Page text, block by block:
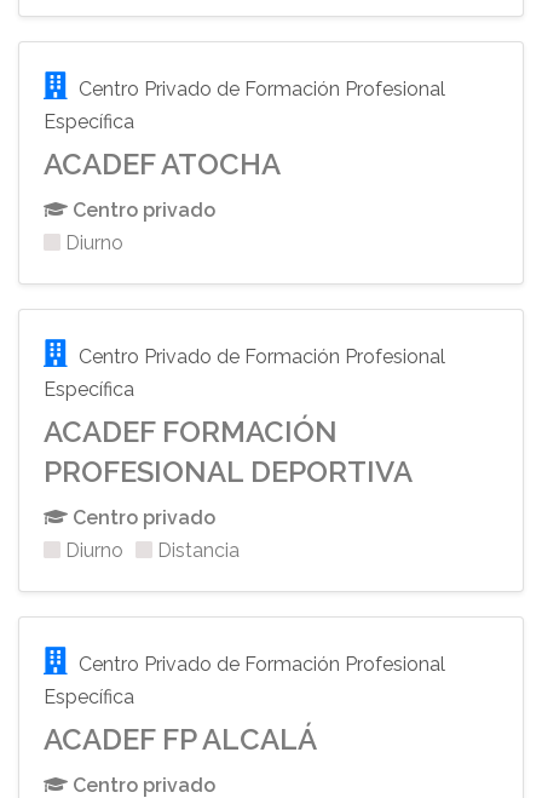
Centro Privado de Formación Profesional
Específica
ACADEF ATOCHA
Centro privado
Diurno
Centro Privado de Formación Profesional
Específica
ACADEF FORMACIÓN
PROFESIONAL DEPORTIVA
Centro privado
Diurno
Distancia
Centro Privado de Formación Profesional
Específica
ACADEF FP ALCALÁ
Centro privado